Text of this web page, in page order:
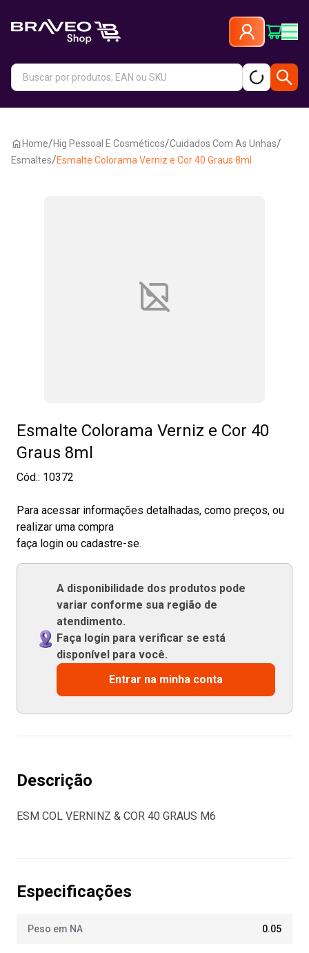
Home/Hig Pessoal E Cosméticos/Cuidados Com As Unhas/
Esmaltes/Esmalte Colorama Verniz e Cor 40 Graus 8ml
Esmalte Colorama Verniz e Cor 40
Graus 8ml
Cód.: 10372
Para acessar informações detalhadas, como preços, ou
realizar uma compra
faça login ou cadastre-se.
A disponibilidade dos produtos pode
variar conforme sua região de
atendimento.
Faça login para verificar se está
disponível para você.
Entrar na minha conta
Descrição
ESM COL VERNINZ & COR 40 GRAUS M6
Especificações
Peso em NA 0.05